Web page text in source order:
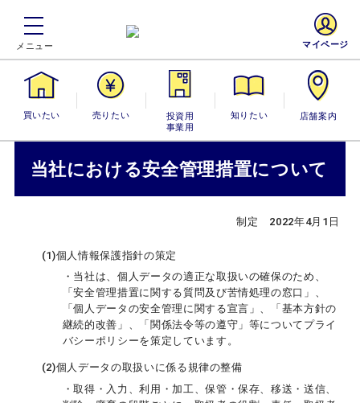
買いたい 売りたい
投資用・事業
用
知りたい 店舗案内
マイページ
当社における安全管理措置について
制定 2022年4月1日
(1)個人情報保護指針の策定
・当社は、個人データの適正な取扱いの確保のため、
「安全管理措置に関する質問及び苦情処理の窓口」、
「個人データの安全管理に関する宣言」、「基本方針の
継続的改善」、「関係法令等の遵守」等についてプライ
バシーポリシーを策定しています。
(2)個人データの取扱いに係る規律の整備
・取得・入力、利用・加工、保管・保存、移送・送信、